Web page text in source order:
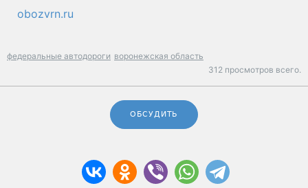
obozvrn.ru
федеральные автодороги воронежская область
312 просмотров всего.
ОБСУДИТЬ